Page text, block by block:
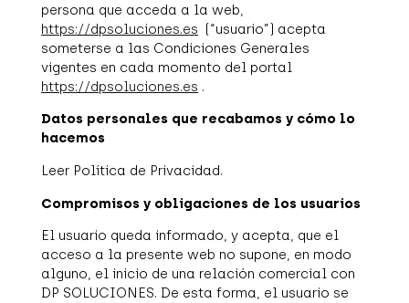
persona que acceda a la web,
https://dpsoluciones.es (“usuario”) acepta
someterse a las Condiciones Generales
vigentes en cada momento del portal
https://dpsoluciones.es .
Datos personales que recabamos y cómo lo
hacemos
Leer Política de Privacidad.
Compromisos y obligaciones de los usuarios
El usuario queda informado, y acepta, que el
acceso a la presente web no supone, en modo
alguno, el inicio de una relación comercial con
DP SOLUCIONES. De esta forma, el usuario se